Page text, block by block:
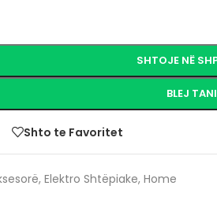
SHTOJE NË
BLEJ TANI
Shto te Favoritet
, Elektro Shtëpiake, Home